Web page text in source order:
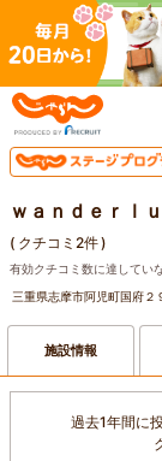
ｗａｎｄｅｒｌ
( クチコミ2件)
有効クチコミ数に達してい
三重県志摩市阿児町国府２
施設情報
過去1年間に